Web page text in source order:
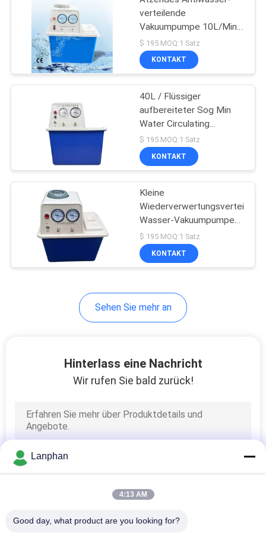
Laborglasreaktor
Laborfrost-Trockner
Destillationsausrüstung
Abgewischte Film-
Destillations-
Ausrüstung
verteilende
Vakuumpumpe 10L/Min
Lab Desktop
$ 195 MOQ:1 Satz
KONTAKT
40L / Flüssiger
aufbereiteter Sog Min
Water Circulating
Vacuum Pumps für
Rotationsverdampfer
$ 195 MOQ:1 Satz
KONTAKT
Kleine
Wasser-Vakuumpumpe-
Laborantikorrosion für
Destillation
$ 195 MOQ:1 Satz
KONTAKT
Sehen Sie mehr an
Hinterlass eine Nachricht
Wir rufen Sie bald zurück!
Lanphan
4:13 AM
Good day, what product are you looking for?